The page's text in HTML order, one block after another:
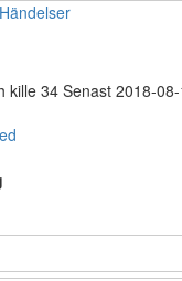
Händelser
kille 34 Senast 2018-